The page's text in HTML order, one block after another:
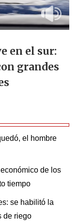
en el sur:
grandes
el hombre
de los
tiempo
se habilitó la
de riego